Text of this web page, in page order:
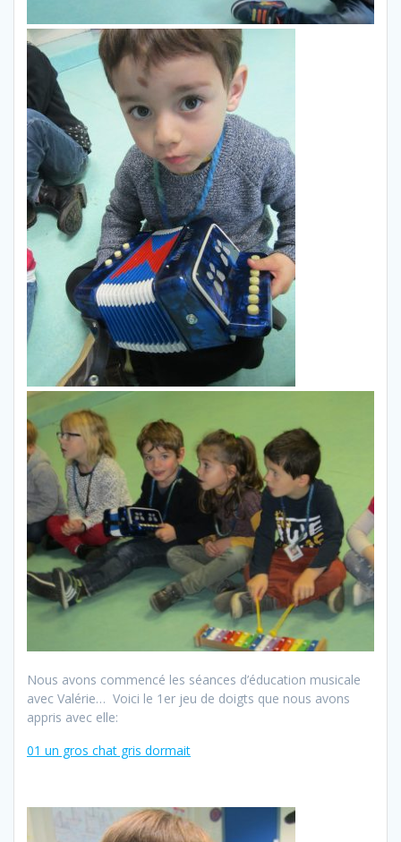
Nous avons commencé les séances d’éducation musicale
avec Valérie… Voici le 1er jeu de doigts que nous avons
appris avec elle:
01 un gros chat gris dormait